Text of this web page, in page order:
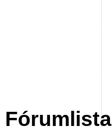
Fórumlista